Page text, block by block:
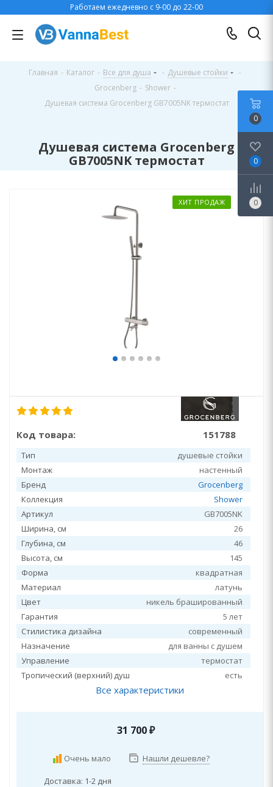
Работаем ежедневно с 9-00 до 22-00
Главная - Каталог - Все для душа - Душевые стойки
-
Grocenberg - Shower -
Душевая система Grocenberg GB7005NK термостат
Душевая система Grocenberg
GB7005NK термостат
ХИТ ПРОДАЖ
Код товара: 151788
Тип
душевые стойки
Монтаж
настенный
Бренд
Grocenberg
Коллекция
Shower
Артикул
GB7005NK
Ширина, см
26
Глубина, см
46
Высота, см
145
Форма
квадратная
Материал
латунь
Цвет
никель брашированный
Гарантия
5 лет
Стилистика дизайна
современный
Назначение
для ванны с душем
Управление
термостат
Тропический (верхний) душ
есть
Все характеристики
31 700₽
Очень мало Нашли дешевле?
Доставка: 1-2 дня
0
0
0